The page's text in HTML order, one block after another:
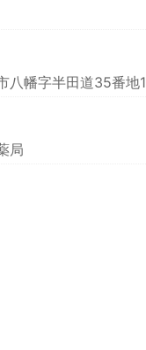
八幡字半田道35番地1
局